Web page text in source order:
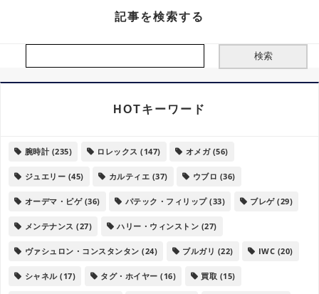
記事を検索する
HOTキーワード
腕時計(235) ロレックス (147) オメガ(56)
ジュエリー (45) カルティエ (37) ウブロ (36)
オーデマ・ピゲ(36) パテック・フィリップ(33) ブレゲ(29)
メンテナンス (27) ハリー・ウィンストン (27)
ヴァシュロン・コンスタンタン (24) ブルガリ (22) IWC (20)
シャネル(17) タグ・ホイヤー (16) 買取 (15)